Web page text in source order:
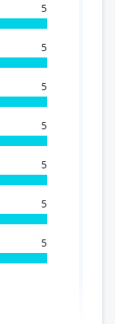
5
5
5
5
5
5
5